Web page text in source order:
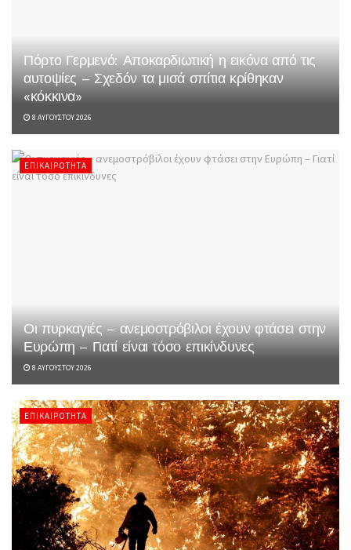
Πόρτο Γερμενό: Αποκαρδιωτική η εικόνα από τις
αυτοψίες – Σχεδόν τα μισά σπίτια κρίθηκαν
«κόκκινα»
8 ΑΥΓΟΎΣΤΟΥ 2026
ΕΠΙΚΑΙΡΌΤΗΤΑ
Οι πυρκαγιές – ανεμοστρόβιλοι έχουν φτάσει στην
Ευρώπη – Γιατί είναι τόσο επικίνδυνες
8 ΑΥΓΟΎΣΤΟΥ 2026
ΕΠΙΚΑΙΡΌΤΗΤΑ